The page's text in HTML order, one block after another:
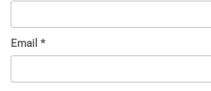
Email *